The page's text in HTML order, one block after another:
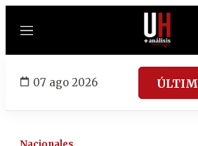
Menú
07 ago 2026